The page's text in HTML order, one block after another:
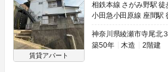
賃貸アパート
相鉄本線 さがみ野駅 徒
小田急小田原線 座間駅
神奈川県綾瀬市寺尾北
築50年
木造 2階建